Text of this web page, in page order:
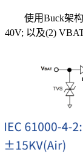
使用Buck架构
40V; 以及(2)